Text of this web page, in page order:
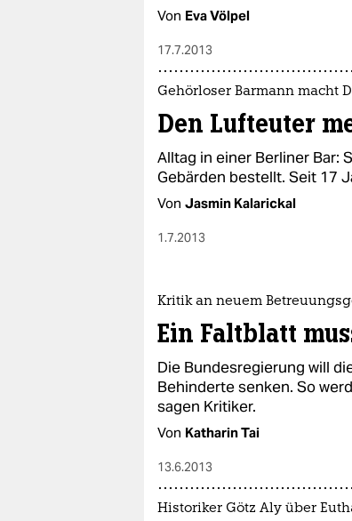
Von Eva Völpel
17.7.2013
Gehörloser Barmann macht
Den Lufteuter
Alltag in einer Berliner Bar:
Gebärden bestellt. Seit 17
Von Jasmin Kalarickal
1.7.2013
Kritik an neuem
Ein Faltblatt
Die Bundesregierung will
Behinderte senken. So
sagen Kritiker.
Von Katharin Tai
13.6.2013
Historiker Götz Aly über